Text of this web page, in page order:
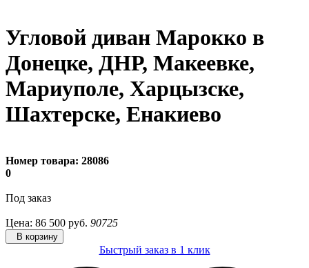
Угловой диван Марокко в
Донецке, ДНР, Макеевке,
Мариуполе, Харцызске,
Шахтерске, Енакиево
Номер товара: 28086
0
Под заказ
Цена: 86 500 руб. 90725
В корзину
Быстрый заказ в 1 клик